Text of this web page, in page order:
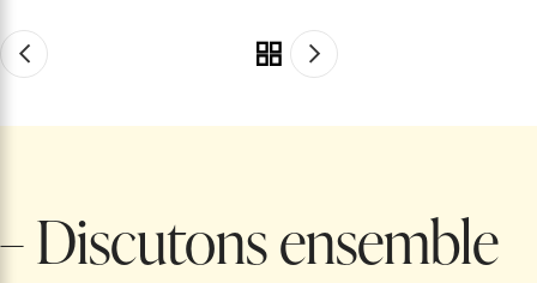
Envie de découvrir nos
modèles
CUISINE EXTÉRIEURE SUR MESURE
Ou de créer votre
cuisine sur mesure
– Discutons ensemble